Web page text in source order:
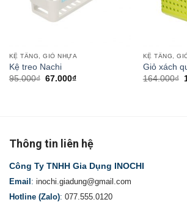
KỆ TẦNG, GIỎ NHỰA
Kệ treo Nachi
95.000₫ 67.000₫
KỆ TẦNG,
Giỏ xách
164.000₫
Thông tin liên hệ
Công Ty TNHH Gia Dụng INOCHI
Email : inochi.giadung@gmail.com
Hotline (Zalo): 077.555.0120